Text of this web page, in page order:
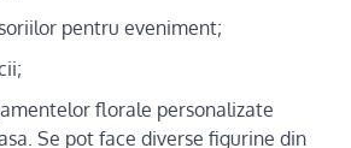
pentru eveniment;
florale personalizate
Se pot face diverse figurine din